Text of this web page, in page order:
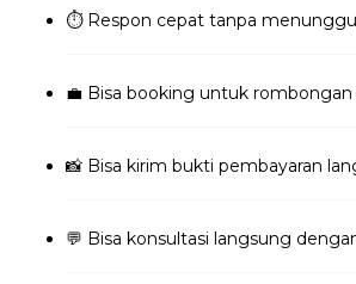
⏱️ Respon cepat tanpa
💼 Bisa booking untuk rombongan
📸 Bisa kirim bukti pembayaran
💬 Bisa konsultasi langsung